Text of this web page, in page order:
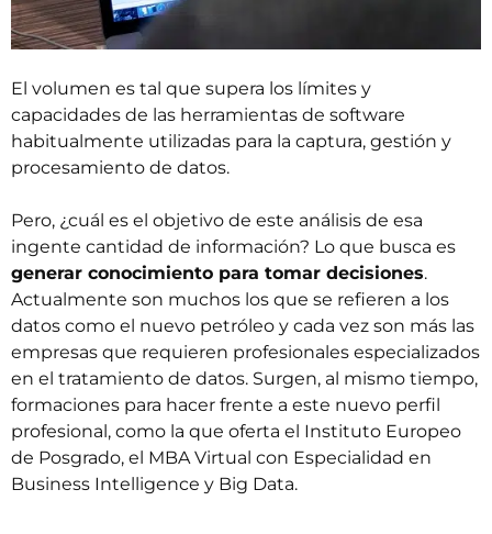
El volumen es tal que supera los límites y
capacidades de las herramientas de software
habitualmente utilizadas para la captura, gestión y
procesamiento de datos.
Pero, ¿cuál es el objetivo de este análisis de esa
ingente cantidad de información? Lo que busca es
generar conocimiento para tomar decisiones.
Actualmente son muchos los que se refieren a los
datos como el nuevo petróleo y cada vez son más las
empresas que requieren profesionales especializados
en el tratamiento de datos. Surgen, al mismo tiempo,
formaciones para hacer frente a este nuevo perfil
profesional, como la que oferta el Instituto Europeo
de Posgrado, el MBA Virtual con Especialidad en
Business Intelligence y Big Data.